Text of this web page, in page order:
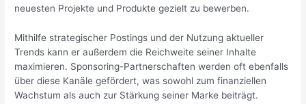
neuesten Projekte und Produkte gezielt zu bewerben.
Mithilfe strategischer Postings und der Nutzung aktueller
Trends kann er außerdem die Reichweite seiner Inhalte
maximieren. Sponsoring-Partnerschaften werden oft ebenfalls
über diese Kanäle gefördert, was sowohl zum finanziellen
Wachstum als auch zur Stärkung seiner Marke beiträgt.